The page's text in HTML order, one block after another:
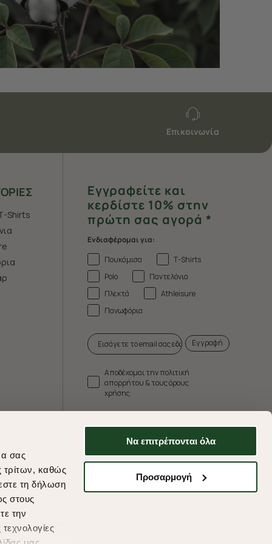
σας
τρίτων, καθώς
τη δήλωση
στους
την
Να επιτρέπονται όλα
Προσαρμογή
Επικοινωνία
Shirts
Εγγραφείτε και
κερδίστε 10% στην
πρώτη σας αγορά *
Ενδιαφέρομαι για:
Πουκάμισα
T-Shirts
Polo
Παντελόνια
Πλεκτά
Athleisure
Πανωφόρια
Εγγραφή
Αποδέχομαι την πολιτική
απορρήτου & τους όρους
χρήσης.